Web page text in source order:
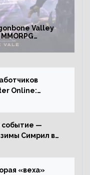
Valley
Online:
событие —
зимы Симрил в
«веха»